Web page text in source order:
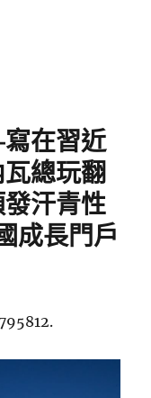
在習近
總玩翻
汗青性
成長門戶